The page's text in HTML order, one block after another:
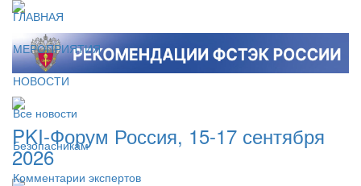
ГЛАВНАЯ
МЕРОПРИЯТИЯ
НОВОСТИ
Все новости
Безопасникам
Комментарии экспертов
PKI-Форум Россия, 15-17 сентября
2026